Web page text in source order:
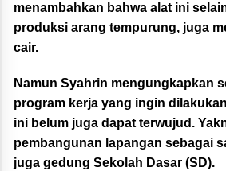
menambahkan bahwa alat ini
produksi arang tempurung, juga
cair.
Namun Syahrin mengungkapkan
program kerja yang ingin
ini belum juga dapat terwujud.
pembangunan lapangan sebagai
juga gedung Sekolah Dasar (SD).